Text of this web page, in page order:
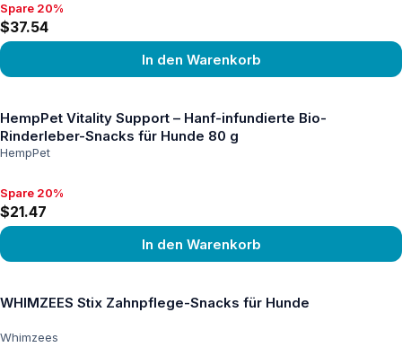
Spare 20%, $37.54
Spare 20%
$37.54
In den Warenkorb
HempPet Vitality Support – Hanf-infundierte Bio-
Rinderleber-Snacks für Hunde 80 g
HempPet
Spare 20%, $21.47
Spare 20%
$21.47
In den Warenkorb
WHIMZEES Stix Zahnpflege-Snacks für Hunde
Whimzees